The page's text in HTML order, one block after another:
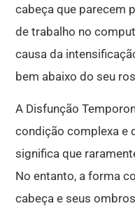
cabeça que parecem
de trabalho no
causa da
bem abaixo do seu
A Disfunção
condição complexa e
significa que
No entanto, a forma
cabeça e seus